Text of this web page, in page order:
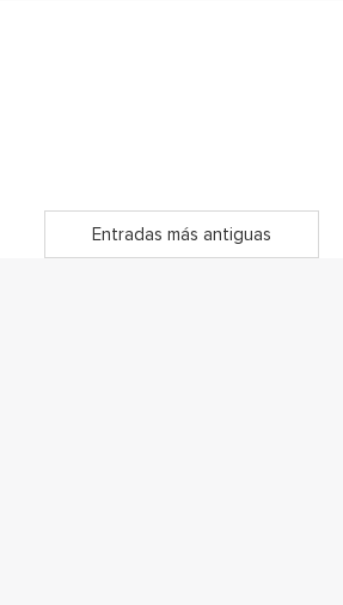
Entradas más antiguas